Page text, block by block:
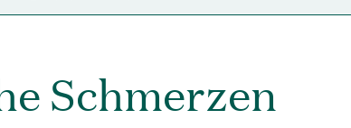
Schmerzen